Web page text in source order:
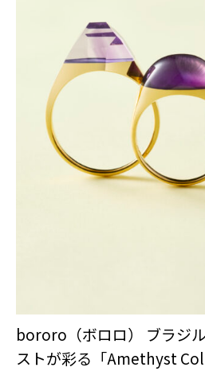
bororo（ボロロ） ブラジ
ストが彩る「Amethyst